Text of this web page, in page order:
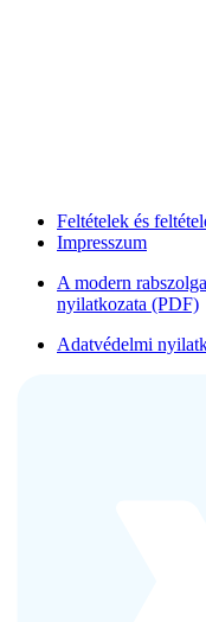
Feltételek és
Impresszum
A modern
nyilatkozata (PDF)
Adatvédelmi